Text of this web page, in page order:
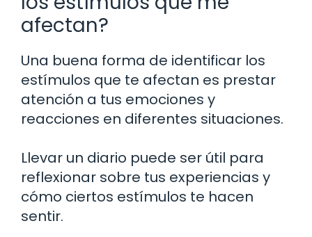
afectan?
Una buena forma de identificar los
estímulos que te afectan es prestar
atención a tus emociones y
reacciones en diferentes situaciones.
Llevar un diario puede ser útil para
reflexionar sobre tus experiencias y
cómo ciertos estímulos te hacen
sentir.